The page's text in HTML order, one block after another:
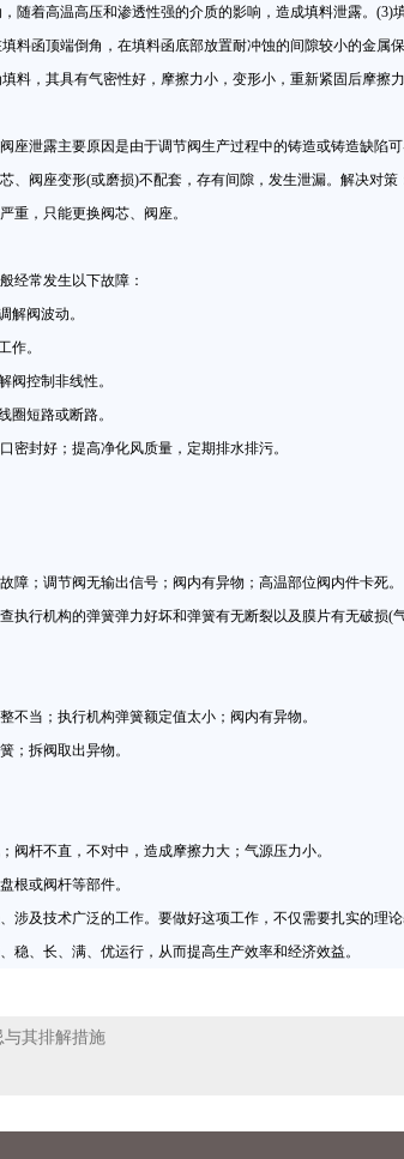
随着高温高压和渗透性强的介质的影响，造成填料泄露。
料函顶端倒角，在填料函底部放置耐冲蚀的间隙较小的金属
料，其具有气密性好，摩擦力小，变形小，重新紧固后摩擦力
泄露主要原因是由于调节阀生产过程中的铸造或铸造缺陷
、阀座变形(或磨损)不配套，存有间隙，发生泄漏。解决对
重，只能更换阀芯、阀座。
常发生以下故障：
阀波动。
。
控制非线性。
短路或断路。
封好；提高净化风质量，定期排水排污。
；调节阀无输出信号；阀内有异物；高温部位阀内件卡死。
行机构的弹簧弹力好坏和弹簧有无断裂以及膜片有无破损(
当；执行机构弹簧额定值太小；阀内有异物。
拆阀取出异物。
杆不直，不对中，造成摩擦力大；气源压力小。
或阀杆等部件。
及技术广泛的工作。要做好这项工作，不仅需要扎实的理
稳、长、满、优运行，从而提高生产效率和经济效益。
与其排解措施